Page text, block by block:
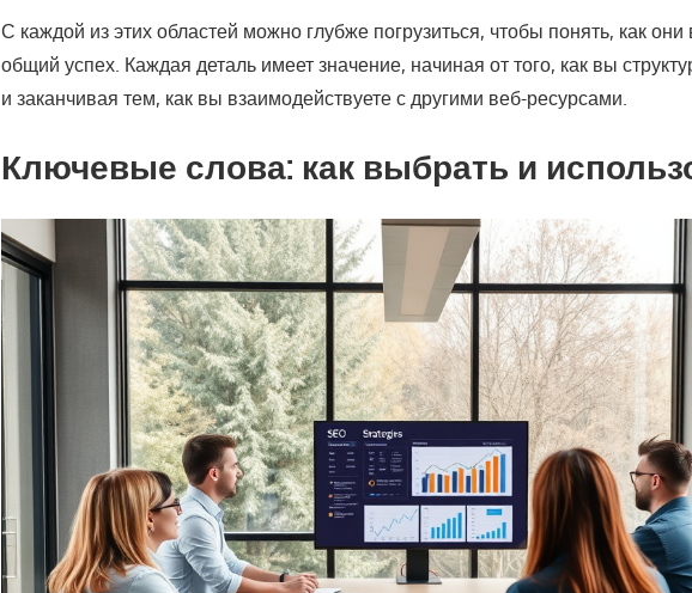
С каждой из этих областей можно глубже погрузиться, чтобы понять, как
общий успех. Каждая деталь имеет значение, начиная от того, как вы
и заканчивая тем, как вы взаимодействуете с другими веб-ресурсами.
Ключевые слова: как выбрать и